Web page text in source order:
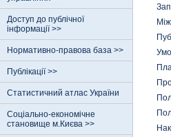
Доступ до публічної
інформації >>
Нормативно-правова база >>
Публікації >>
Статистичний атлас України
Соціально-економічне
становище м.Києва >>